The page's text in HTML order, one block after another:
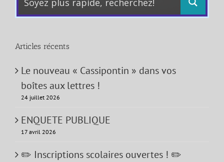
Articles récents
Le nouveau « Cassipontin » dans vos
boîtes aux lettres !
24 juillet 2026
ENQUETE PUBLIQUE
17 avril 2026
✏️ Inscriptions scolaires ouvertes ! ✏️